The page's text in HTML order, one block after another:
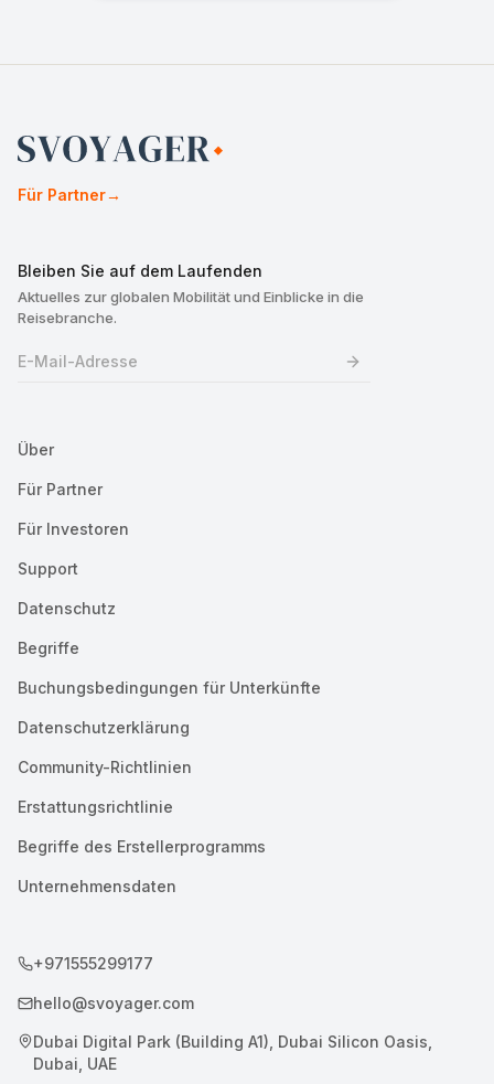
Für Partner→
Bleiben Sie auf dem Laufenden
Aktuelles zur globalen Mobilität und Einblicke in die
Reisebranche.
Über
Für Partner
Für Investoren
Support
Datenschutz
Begriffe
Buchungsbedingungen für Unterkünfte
Datenschutzerklärung
Community-Richtlinien
Erstattungsrichtlinie
Begriffe des Erstellerprogramms
Unternehmensdaten
+971555299177
hello@svoyager.com
Dubai Digital Park (Building A1), Dubai Silicon Oasis,
Dubai, UAE